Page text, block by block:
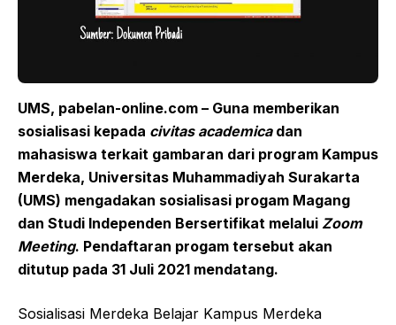
UMS, pabelan-online.com – Guna memberikan
sosialisasi kepada civitas academicadan
mahasiswa terkait gambaran dari program Kampus
Merdeka, Universitas Muhammadiyah Surakarta
(UMS) mengadakan sosialisasi progam Magang
dan Studi Independen Bersertifikat melalui Zoom
Meeting. Pendaftaran progam tersebut akan
ditutup pada 31 Juli 2021 mendatang.
Sosialisasi Merdeka Belajar Kampus Merdeka